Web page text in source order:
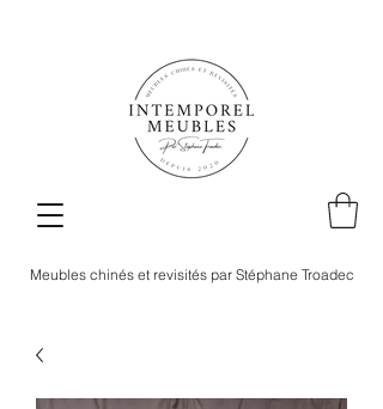
Meubles chinés et revisités par Stéphane Troadec